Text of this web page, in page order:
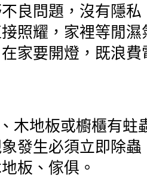
良問題，沒有隱
照耀，家裡等閒
家要開燈，既浪
木地板或櫥櫃有蛀
發生必須立即除
板、傢俱。